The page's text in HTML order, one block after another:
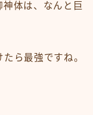
体は、なんと巨
ら最強ですね。